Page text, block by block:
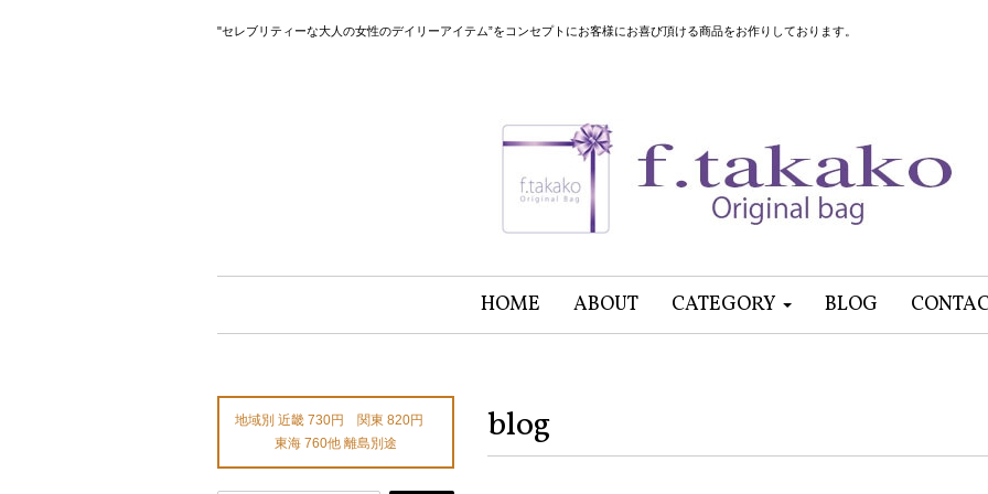
"セレブリティーな大人の女性のデイリーアイテム”をコンセプトにお客様にお喜び頂ける商品をお作りしております。
HOME ABOUT CATEGORY BLOG
blog
地域別 近畿 730円 関東 820円
東海 760他 離島別途